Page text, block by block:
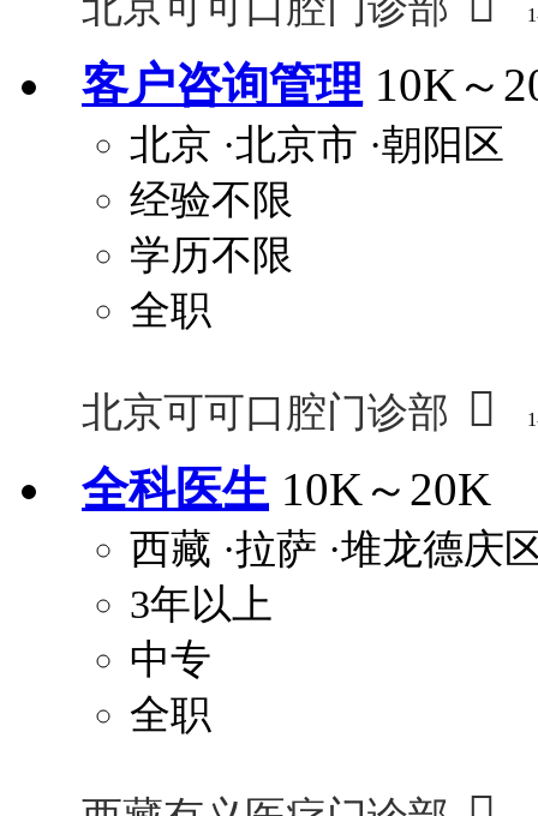
客户咨询管理 10K～
北京 ·北京市 ·朝阳区
经验不限
学历不限
全职
北京可可口腔门诊部 
全科医生 10K～20K
西藏 ·拉萨 ·堆龙德庆
3年以上
中专
全职